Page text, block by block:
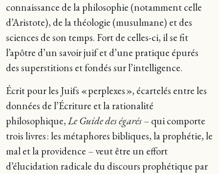
connaissance de la philosophie (notamment celle
d’Aristote), de la théologie (musulmane) et des
sciences de son temps. Fort de celles-ci, il se fit
l’apôtre d’un savoir juif et d’une pratique épurés
des superstitions et fondés sur l’intelligence.
Écrit pour les Juifs « perplexes », écartelés entre les
données de l’Écriture et la rationalité
philosophique,Le Guide des égarés– qui comporte
trois livres : les métaphores bibliques, la prophétie, le
mal et la providence – veut être un effort
d’élucidation radicale du discours prophétique par